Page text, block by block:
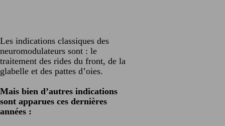
Les indications classiques des
neuromodulateurs sont : le
traitement des rides du front, de la
glabelle et des pattes d’oies.
Mais bien d’autres indications
sont apparues ces dernières
années :